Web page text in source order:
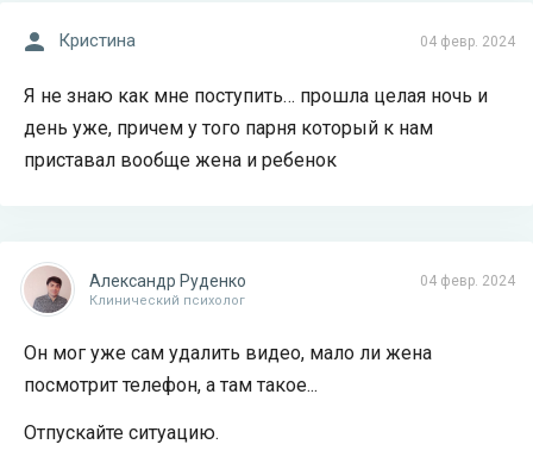
04 февр. 2024
Кристина
Я не знаю как мне поступить… прошла целая ночь и
день уже, причем у того парня который к нам
приставал вообще жена и ребенок
04 февр. 2024
Александр Руденко
Клинический психолог
Он мог уже сам удалить видео, мало ли жена
посмотрит телефон, а там такое...
Отпускайте ситуацию.